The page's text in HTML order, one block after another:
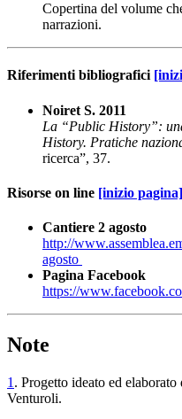
Copertina del volume
narrazioni.
Riferimenti bibliografici
Noiret S. 2011
La “Public History”:
History. Pratiche
ricerca”, 37.
Risorse on line [inizio pagina]
Cantiere 2 agosto
http://
agosto
Pagina Facebook
https://
Note
1 . Progetto ideato ed
Venturoli.